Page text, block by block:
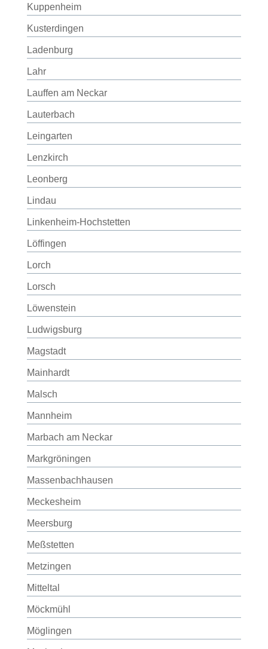
Kuppenheim
Kusterdingen
Ladenburg
Lahr
Lauffen am Neckar
Lauterbach
Leingarten
Lenzkirch
Leonberg
Lindau
Linkenheim-Hochstetten
Löffingen
Lorch
Lorsch
Löwenstein
Ludwigsburg
Magstadt
Mainhardt
Malsch
Mannheim
Marbach am Neckar
Markgröningen
Massenbachhausen
Meckesheim
Meersburg
Meßstetten
Metzingen
Mitteltal
Möckmühl
Möglingen